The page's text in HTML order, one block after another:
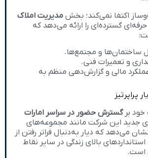
اکتفا نمی‌کند؛ بخش مدیریت املاک
گسترده‌ای را ارائه می‌دهد که
ساختمان‌ها و مجتمع‌ها.
و تعمیرات فنی.
مالی و گزارش‌دهی منظم به
پراپرتیز
خود برگسترش حضور در سراسر امارات
جدید این شرکت مانند مجموعه‌های
می‌دهد که دیار به‌دنبال فراتر رفتن از
بالای زندگی در سایر نقاط
است.